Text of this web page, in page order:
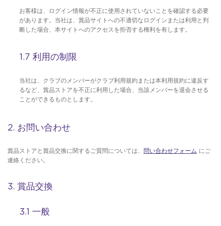
お客様は、ログイン情報が不正に使用されていないことを確認する必要
があります。当社は、賞品サイトへの不適切なログインまたは利用と判
断した場合、本サイトへのアクセスを拒否する権利を有します。
1.7 利用の制限
当社は、クラブのメンバーがクラブ利用規約または本利用規約に違反す
るなど、賞品ストアを不正に利用した場合、当該メンバーを退会させる
ことができるものとします。
2. お問い合わせ
賞品ストアと賞品交換に関するご質問については、 問い合わせフォーム にご
連絡ください。
3. 賞品交換
3.1 一般